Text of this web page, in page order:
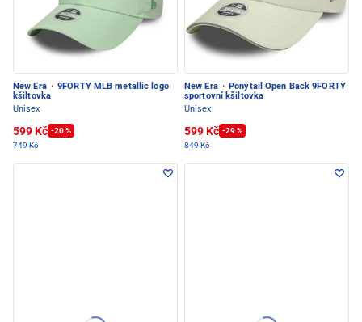
New Era · 9FORTY MLB metallic logo
kšiltovka
Unisex
599 Kč -20 %
749 Kč
New Era · Ponytail Open Back 9FORTY
sportovní kšiltovka
Unisex
599 Kč -29 %
849 Kč